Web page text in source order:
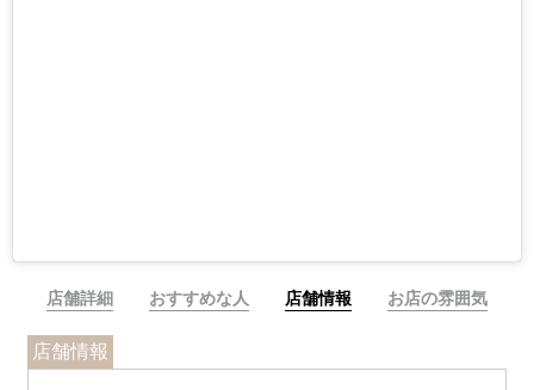
店舗詳細 おすすめな人 店舗情報 お店の雰囲気
店舗情報